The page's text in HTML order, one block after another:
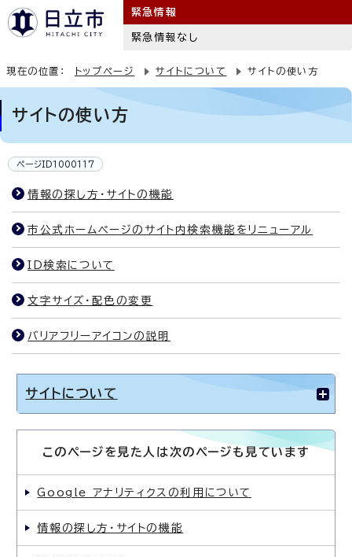
緊急情報
緊急情報なし
現在の位置： トップページ サイトについて サイトの使い方
サイトの使い方
ページID1000117
情報の探し方・サイトの機能
市公式ホームページのサイト内検索機能をリニューアル
ID検索について
文字サイズ・配色の変更
バリアフリーアイコンの説明
サイトについて
このページを見た人は次のページも見ています
Google アナリティクスの利用について
情報の探し方・サイトの機能